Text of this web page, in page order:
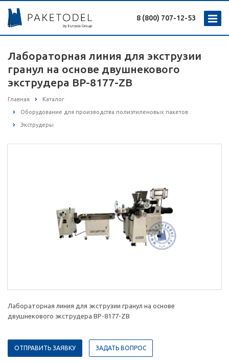
8 (800) 707-12-53
Лабораторная линия для экструзии
гранул на основе двушнекового
экструдера BP-8177-ZB
Главная Каталог
Оборудование для производства полиэтиленовых пакетов
Экструдеры
Лабораторная линия для экструзии гранул на основе
двушнекового экструдера BP-8177-ZB
ОТПРАВИТЬ ЗАЯВКУ ЗАДАТЬ ВОПРОС